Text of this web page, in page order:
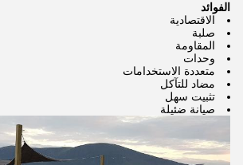
الفوائد
الاقتصادية
صلبة
المقاومة
وحدات
متعددة الاستخدامات
مضاد للتآكل
تثبيت سهل
صيانة ضئيلة